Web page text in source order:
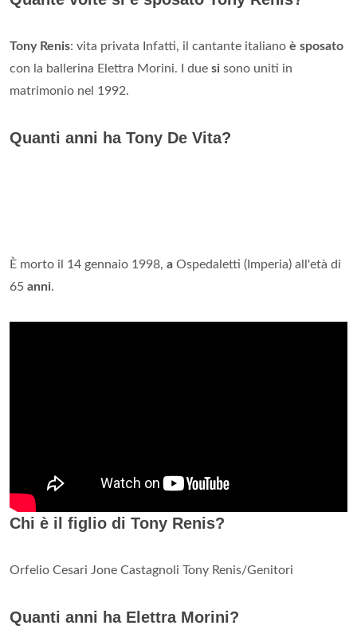
Tony Renis: vita privata Infatti, il cantante italiano è sposato
con la ballerina Elettra Morini. I due si sono uniti in
matrimonio nel 1992.
Quanti anni ha Tony De Vita?
È morto il 14 gennaio 1998, a Ospedaletti (Imperia) all'età di
65 anni.
Chi è il figlio di Tony Renis?
Orfelio Cesari Jone Castagnoli Tony Renis/Genitori
Quanti anni ha Elettra Morini?